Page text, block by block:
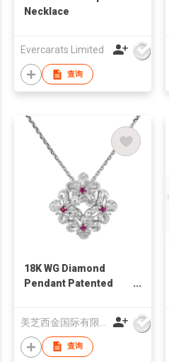
Necklace
Evercarats Limited
查询
18K WG Diamond
Pendant Patented
查询